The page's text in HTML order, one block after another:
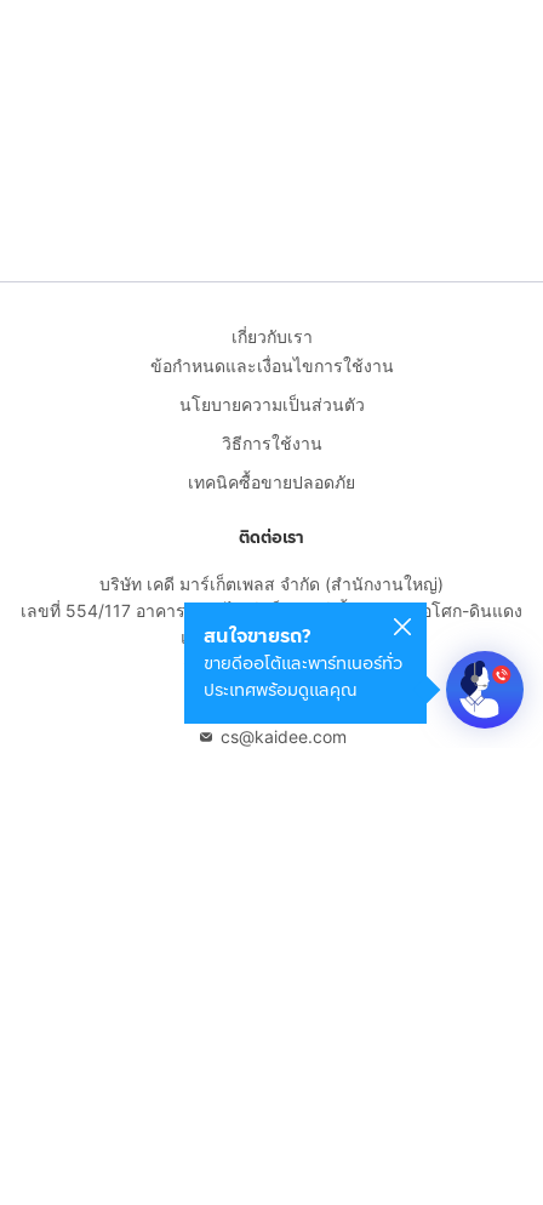
สนใจขายรถ?
ขายดีออโต้และพาร์ทเนอร์ทั่ว
ประเทศพร้อมดูแลคุณ
เกี่ยวกับเรา
ข้อกำหนดและเงื่อนไขการใช้งาน
นโยบายความเป็นส่วนตัว
วิธีการใช้งาน
เทคนิคซื้อขายปลอดภัย
ติดต่อเรา
บริษัท เคดี มาร์เก็ตเพลส จำกัด (สำนักงานใหญ่)
เลขที่ 554/117 อาคารสกายไนน์ เซ็นเตอร์ ชั้น 22 ถนนอโศก-ดินแดง
แขวงดินแดง เขตดินแดง
กรุงเทพมหานคร 10400
cs@kaidee.com